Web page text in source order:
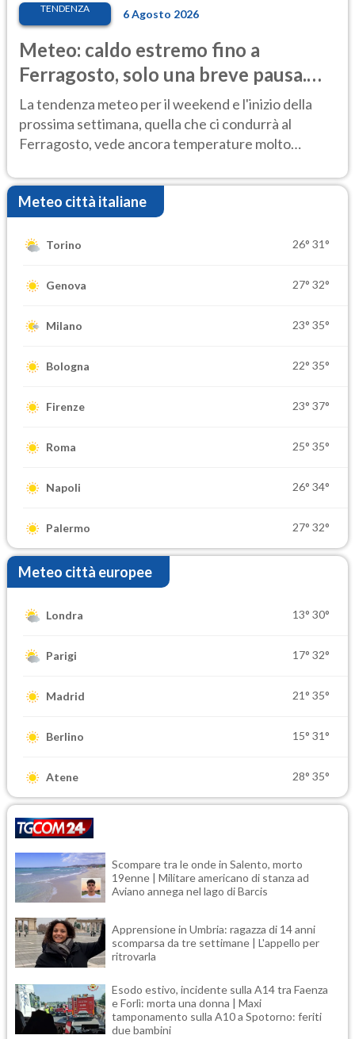
TENDENZA 6 Agosto 2026
Meteo: caldo estremo fino a
Ferragosto, solo una breve pausa.
Ecco dove
La tendenza meteo per il weekend e l'inizio della
prossima settimana, quella che ci condurrà al
Ferragosto, vede ancora temperature molto
Meteo città italiane
Torino 26° 31°
Genova 27° 32°
Milano 23° 35°
Bologna 22° 35°
Firenze 23° 37°
Roma 25° 35°
Napoli 26° 34°
Palermo 27° 32°
Meteo città europee
Londra 13° 30°
Parigi 17° 32°
Madrid 21° 35°
Berlino 15° 31°
Atene 28° 35°
Scompare tra le onde in Salento, morto
19enne | Militare americano di stanza ad
Aviano annega nel lago di Barcis
Apprensione in Umbria: ragazza di 14 anni
scomparsa da tre settimane | L'appello per
ritrovarla
Esodo estivo, incidente sulla A14 tra Faenza
e Forlì: morta una donna | Maxi
tamponamento sulla A10 a Spotorno: feriti
due bambini